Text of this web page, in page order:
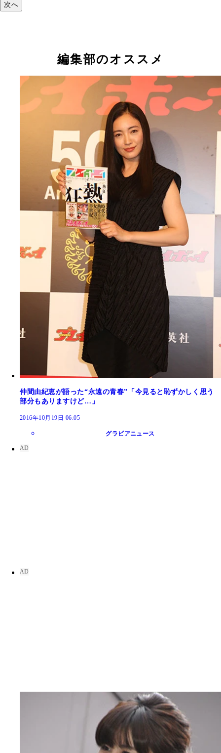
次へ
編集部のオススメ
仲間由紀恵が語った“永遠の青春”「今見ると恥ずかしく思う
部分もありますけど…」
2016年10月19日 06:05
グラビアニュース